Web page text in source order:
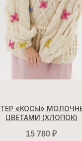
«КОСЫ»
ЦВЕТАМИ (ХЛОПОК)
15 780 ₽